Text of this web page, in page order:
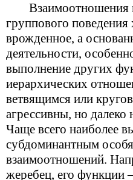
Взаимоотношения
группового
врожденное, а
деятельности,
выполнение других
иерархических
ветвящимся или
агрессивны, но далеко
Чаще всего наиболее
субдоминантным
взаимоотношений.
жеребец, его функции